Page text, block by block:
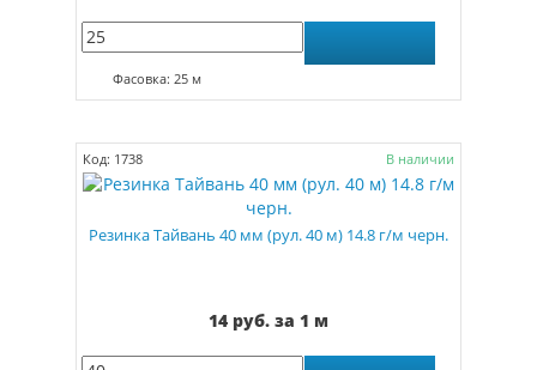
Фасовка: 25 м
Код: 1738 В наличии
Резинка Тайвань 40 мм (рул. 40 м) 14.8 г/м черн.
14 руб. за 1 м